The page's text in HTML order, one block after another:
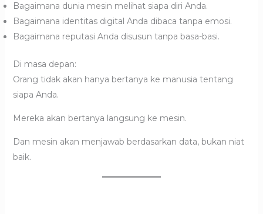
Bagaimana dunia mesin melihat siapa diri Anda.
Bagaimana identitas digital Anda dibaca tanpa emosi.
Bagaimana reputasi Anda disusun tanpa basa-basi.
Di masa depan:
Orang tidak akan hanya bertanya ke manusia tentang
siapa Anda.
Mereka akan bertanya langsung ke mesin.
Dan mesin akan menjawab berdasarkan data, bukan niat
baik.